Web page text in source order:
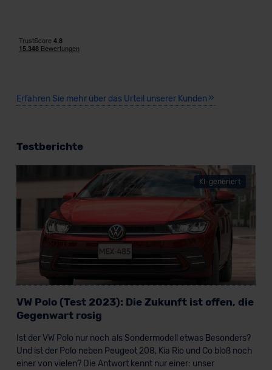
Erfahren Sie mehr über das Urteil unserer Kunden
Testberichte
KI-generiert
VW Polo (Test 2023): Die Zukunft ist offen, die
Gegenwart rosig
Ist der VW Polo nur noch als Sondermodell etwas Besonders?
Und ist der Polo neben Peugeot 208, Kia Rio und Co bloß noch
einer von vielen? Die Antwort kennt nur einer: unser